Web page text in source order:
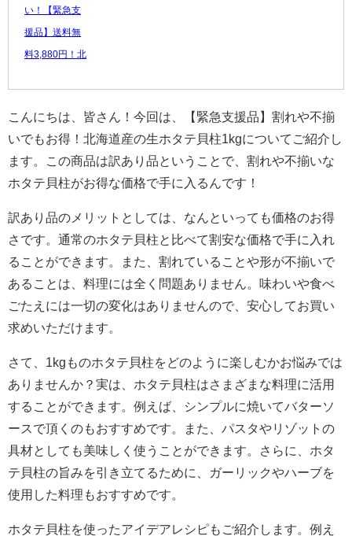
い！【緊急支
援品】送料無
料3,880円！北
レビュー数：
4.62
こんにちは、皆さん！今回は、【緊急支援品】割れや不揃
いでもお得！北海道産の生ホタテ貝柱1kgについてご紹介し
ます。この商品は訳あり品ということで、割れや不揃いな
ホタテ貝柱がお得な価格で手に入るんです！
訳あり品のメリットとしては、なんといっても価格のお得
さです。通常のホタテ貝柱と比べて割安な価格で手に入れ
ることができます。また、割れていることや形が不揃いで
あることは、料理には全く問題ありません。味わいや食べ
ごたえには一切の変化はありませんので、安心してお買い
求めいただけます。
さて、1kgものホタテ貝柱をどのように楽しむかお悩みでは
ありませんか？実は、ホタテ貝柱はさまざまな料理に活用
することができます。例えば、シンプルに焼いてバターソ
ースで頂くのもおすすめです。また、パスタやリゾットの
具材としても美味しく使うことができます。さらに、ホタ
テ貝柱の旨みを引き立てるために、ガーリックやハーブを
使用した料理もおすすめです。
ホタテ貝柱を使ったアイデアレシピもご紹介します。例え